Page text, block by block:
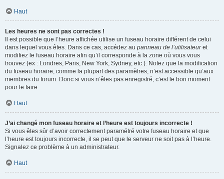
Haut
Les heures ne sont pas correctes !
Il est possible que l’heure affichée utilise un fuseau horaire différent de celui
dans lequel vous êtes. Dans ce cas, accédez au panneau de l’utilisateuret
modifiez le fuseau horaire afin qu’il corresponde à la zone où vous vous
trouvez (ex : Londres, Paris, New York, Sydney, etc.). Notez que la modification
du fuseau horaire, comme la plupart des paramètres, n’est accessible qu’aux
membres du forum. Donc si vous n’êtes pas enregistré, c’est le bon moment
pour le faire.
Haut
J’ai changé mon fuseau horaire et l’heure est toujours incorrecte !
Si vous êtes sûr d’avoir correctement paramétré votre fuseau horaire et que
l’heure est toujours incorrecte, il se peut que le serveur ne soit pas à l’heure.
Signalez ce problème à un administrateur.
Haut